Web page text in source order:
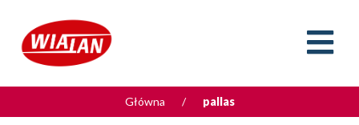
Główna / pallas